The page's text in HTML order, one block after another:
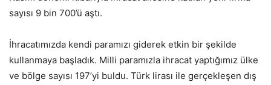
sayısı 9 bin 700’ü aştı.
İhracatımızda kendi paramızı giderek etkin bir şekilde
kullanmaya başladık. Milli paramızla ihracat yaptığımız ülke
ve bölge sayısı 197’yi buldu. Türk lirası ile gerçekleşen dış